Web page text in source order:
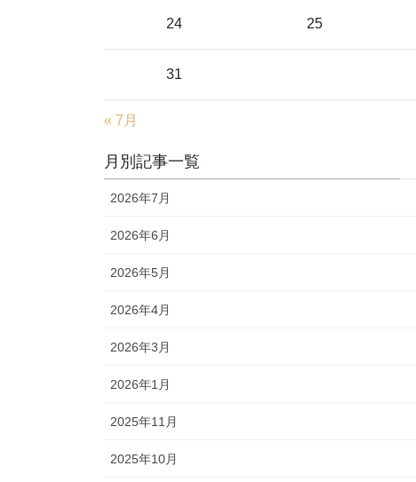
24 25
31
« 7月
月別記事一覧
2026年7月
2026年6月
2026年5月
2026年4月
2026年3月
2026年1月
2025年11月
2025年10月